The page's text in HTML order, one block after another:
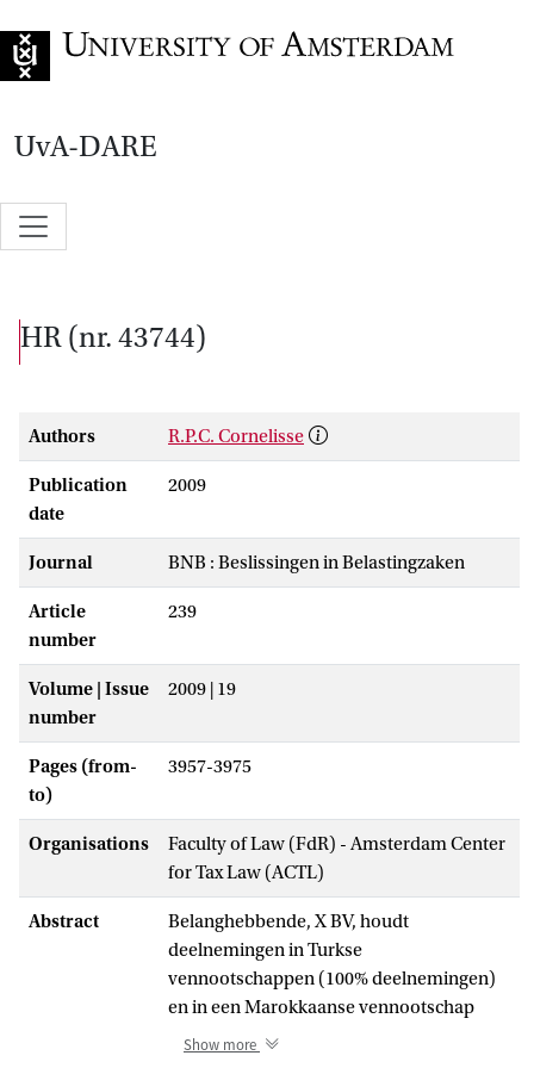
UvA-DARE
HR (nr. 43744)
Authors R.P.C. Cornelisse
Publication
date
2009
Journal BNB : Beslissingen in Belastingzaken
Article
number
239
Volume | Issue
number
2009 | 19
Pages (from-
to)
3957-3975
Organisations
Faculty of Law (FdR) - Amsterdam Center
for Tax Law (ACTL)
Abstract
Belanghebbende, X BV, houdt
deelnemingen in Turkse
vennootschappen (100% deelnemingen)
en in een Marokkaanse vennootschap
(33,33%). In verband met de financiering
Show more